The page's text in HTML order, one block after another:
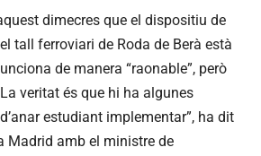
dimecres que el dispositiu de
tall ferroviari de Roda de Berà està
de manera “raonable”, però
veritat és que hi ha algunes
estudiant implementar”, ha dit
Madrid amb el ministre de